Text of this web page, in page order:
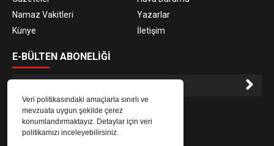
Veri politikasındaki amaçlarla sınırlı ve
mevzuata uygun şekilde çerez
konumlandırmaktayız. Detaylar için veri
politikamızı inceleyebilirsiniz.
Namaz Vakitleri
Yazarlar
Künye
İletişim
E-BÜLTEN ABONELİĞİ
E-Bülten aboneliği ile haberlere daha hızlı erişin.